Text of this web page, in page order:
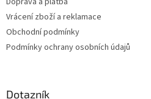
Vrácení zboží a reklamace
Obchodní podmínky
Podmínky ochrany osobních údajů
Dotazník